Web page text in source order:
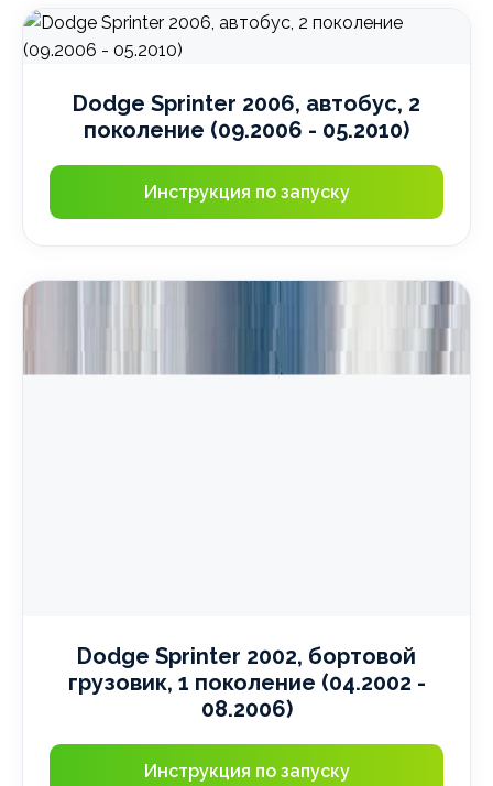
Dodge Sprinter 2006, автобус, 2
поколение (09.2006 - 05.2010)
Инструкция по запуску
Dodge Sprinter 2002, бортовой
грузовик, 1 поколение (04.2002 -
08.2006)
Инструкция по запуску